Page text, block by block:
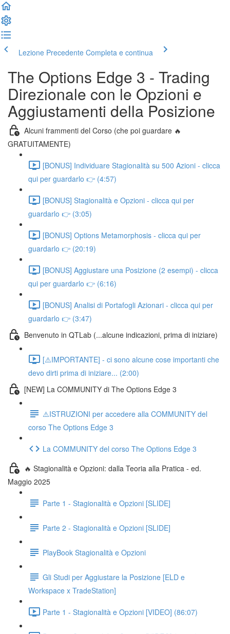
Lezione Precedente Completa e continua
The Options Edge 3 - Trading
Direzionale con le Opzioni e
Aggiustamenti della Posizione
Alcuni frammenti del Corso (che poi guardare 🔥
GRATUITAMENTE)
[BONUS] Individuare Stagionalità su 500 Azioni - clicca
qui per guardarlo 👉 (4:57)
[BONUS] Stagionalità e Opzioni - clicca qui per
guardarlo 👉 (3:05)
[BONUS] Options Metamorphosis - clicca qui per
guardarlo 👉 (20:19)
[BONUS] Aggiustare una Posizione (2 esempi) - clicca
qui per guardarlo 👉 (6:16)
[BONUS] Analisi di Portafogli Azionari - clicca qui per
guardarlo 👉 (3:47)
Benvenuto in QTLab (...alcune indicazioni, prima di iniziare)
[⚠️IMPORTANTE] - ci sono alcune cose importanti che
devo dirti prima di iniziare... (2:00)
[NEW] La COMMUNITY di The Options Edge 3
⚠️ISTRUZIONI per accedere alla COMMUNITY del
corso The Options Edge 3
La COMMUNITY del corso The Options Edge 3
🔥 Stagionalità e Opzioni: dalla Teoria alla Pratica - ed.
Maggio 2025
Parte 1 - Stagionalità e Opzioni [SLIDE]
Parte 2 - Stagionalità e Opzioni [SLIDE]
PlayBook Stagionalità e Opzioni
Gli Studi per Aggiustare la Posizione [ELD e
Workspace x TradeStation]
Parte 1 - Stagionalità e Opzioni [VIDEO] (86:07)